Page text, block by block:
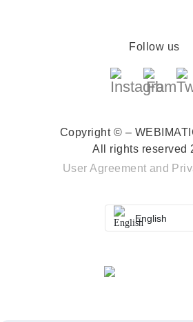
Follow us
Copyright © –
All rights reserved
User Agreement and
English